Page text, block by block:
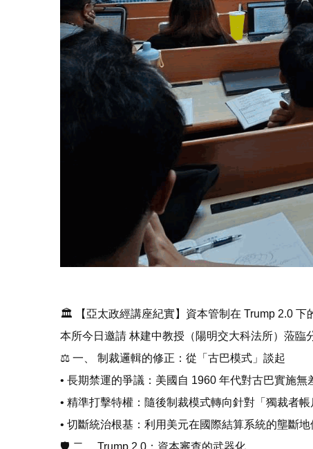
🏛️ 【亞太政經講座紀實】資本管制在 Trump 2.0 下
本所今日邀請 林建中教授（陽明交大科法所）蒞臨
⚖️ 一、 制裁邏輯的修正：從「古巴模式」談起
• 長期禁運的爭議：美國自 1960 年代對古巴實施
• 精準打擊特權：隨後制裁模式轉向針對「獨裁者帳
• 切斷統治根基：利用美元在國際結算系統的壟斷
🛡️ 二、 Trump 2.0：資本審查的武器化